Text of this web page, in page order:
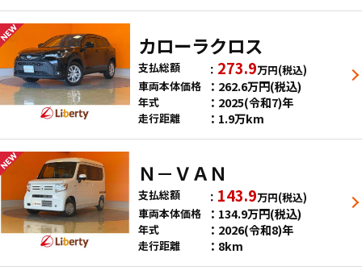
カローラクロス
支払総額 273.9万円(税込)
車両本体価格
262.6万円(税込)
年式 2025(令和7)年
走行距離 1.9万km
Ｎ－ＶＡＮ
支払総額 143.9万円(税込)
車両本体価格
134.9万円(税込)
年式 2026(令和8)年
走行距離 8km